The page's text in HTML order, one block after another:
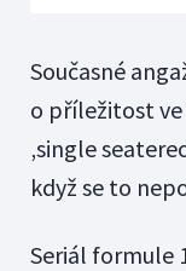
Současné
o příležitost
‚single
když se to
Seriál formule